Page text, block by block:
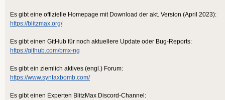
Es gibt eine offizielle Homepage mit Download der akt. Version (April 2023):
https://blitzmax.org/
Es gibt einen GitHub für noch aktuellere Update oder Bug-Reports:
https://github.com/bmx-ng
Es gibt ein ziemlich aktives (engl.) Forum:
https://www.syntaxbomb.com/
Es gibt einen Experten BlitzMax Discord-Channel: